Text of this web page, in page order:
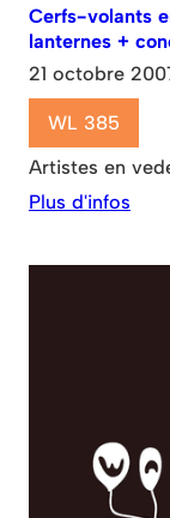
Cerfs-volants
lanternes +
21 octobre
WL 385
Artistes en
Plus d'infos